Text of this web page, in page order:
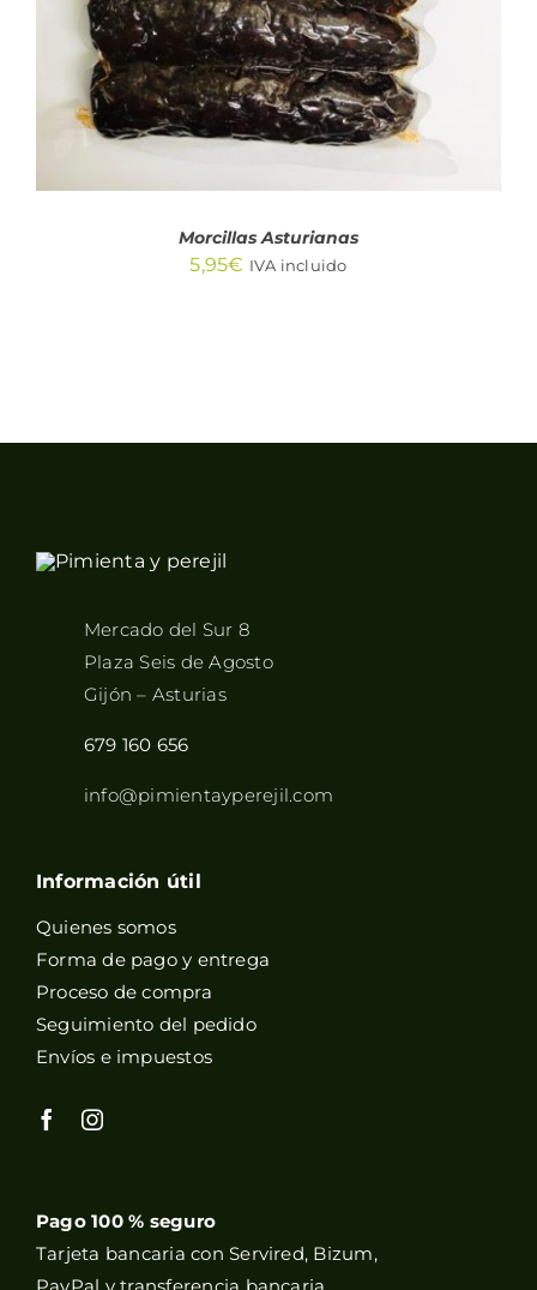
Morcillas Asturianas
5,95€ IVA incluido
Mercado del Sur 8
Plaza Seis de Agosto
Gijón – Asturias
679 160 656
info@pimientayperejil.com
Información útil
Quienes somos
Forma de pago y entrega
Proceso de compra
Seguimiento del pedido
Envíos e impuestos
Pago 100 % seguro
Tarjeta bancaria con Servired, Bizum,
PayPal y transferencia bancaria